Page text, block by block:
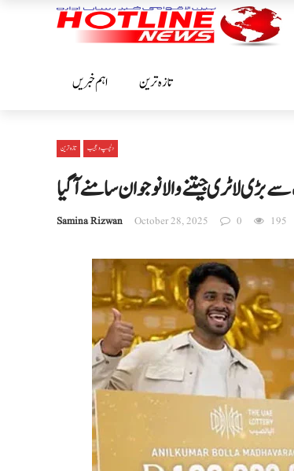
اہم خبریں تازہ ترین
تازہ ترین دلچسپ و عجیب
لاٹری جیتنے والا نوجوان سامنے آگیا
Samina Rizwan October 28, 2025 0 195